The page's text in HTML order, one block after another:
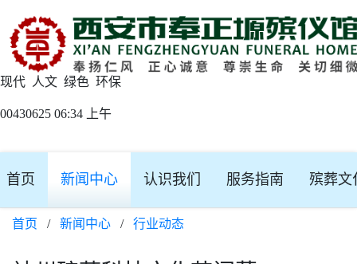
现代 人文 绿色 环保
00430625 06:34 上午
首页 新闻中心 认识我们 服务指南 殡葬文
首页 / 新闻中心 / 行业动态